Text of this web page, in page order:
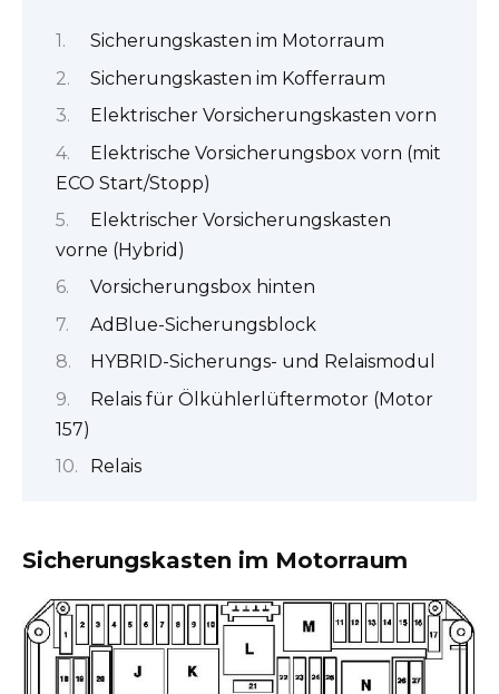
Sicherungskasten im Motorraum
Sicherungskasten im Kofferraum
Elektrischer Vorsicherungskasten vorn
Elektrische Vorsicherungsbox vorn (mit
ECO Start/Stopp)
Elektrischer Vorsicherungskasten
vorne (Hybrid)
Vorsicherungsbox hinten
AdBlue-Sicherungsblock
HYBRID-Sicherungs- und Relaismodul
Relais für Ölkühlerlüftermotor (Motor
157)
Relais
Sicherungskasten im Motorraum